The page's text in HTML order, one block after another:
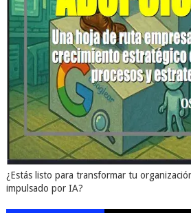
¿Estás listo para transformar tu
impulsado por IA?